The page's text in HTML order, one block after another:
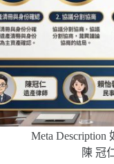
Meta
陳 冠